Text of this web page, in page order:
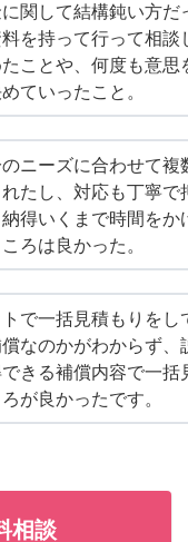
関して結構鈍い方だ
を持って行って相談
ことや、何度も意思
ていったこと。
のニーズに合わせて複
たし、対応も丁寧で
納得いくまで時間を
ろは良かった。
で一括見積もりをし
償なのかがわからず、
きる補償内容で一括
が良かったです。
相談